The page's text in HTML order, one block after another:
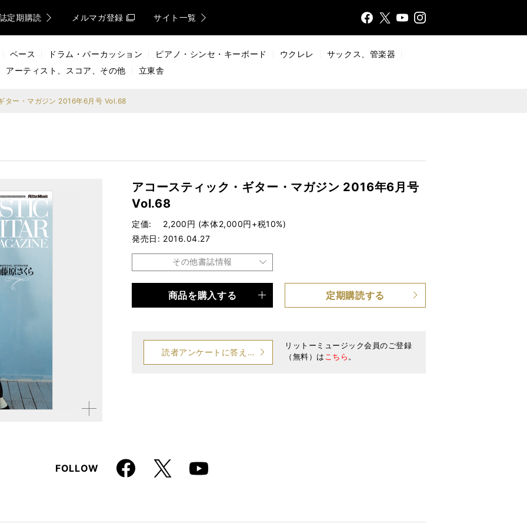
定期購読 メルマガ登録 サイト一覧
FaceX
YouTInsta
ベース ドラム・パーカッション ピアノ・シンセ・キーボード ウクレレ
サックス、管楽器
アーティスト、スコア、その他
立東舎
ター・マガジン 2016年6月号 Vol.68
拡大す
アコースティック・ギター・マガジン 2016年6月号
Vol.68
定価
2,200円 (本体2,000円+税10%)
発売日
2016.04.27
その他書誌情報
雑誌
商品を購入する 定期購読する
読者アンケートに答える
リットーミュージック会員のご登録
（無料）は こちら 。
FOLLOWFaceboo
k
X Youtube